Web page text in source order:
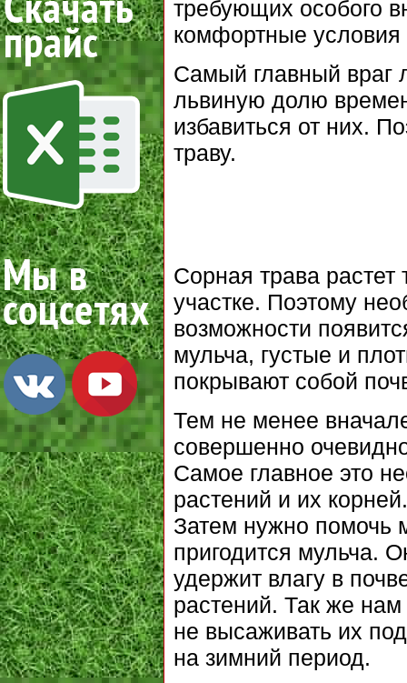
требующих особого
комфортные
Самый главный враг
львиную долю
избавиться от них.
траву.
Сорная трава растет
участке. Поэтому
возможности
мульча, густые и
покрывают собой
Тем не менее
совершенно
Самое главное это
растений и их
Затем нужно помочь
пригодится мульча.
удержит влагу в
растений. Так же
не высаживать их
на зимний период.